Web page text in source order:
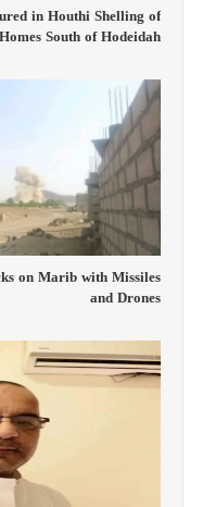
in Houthi Shelling of
Homes South of Hodeidah
on Marib with Missiles
and Drones